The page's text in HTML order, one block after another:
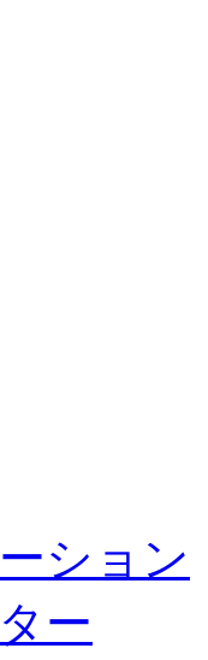
ション
ー